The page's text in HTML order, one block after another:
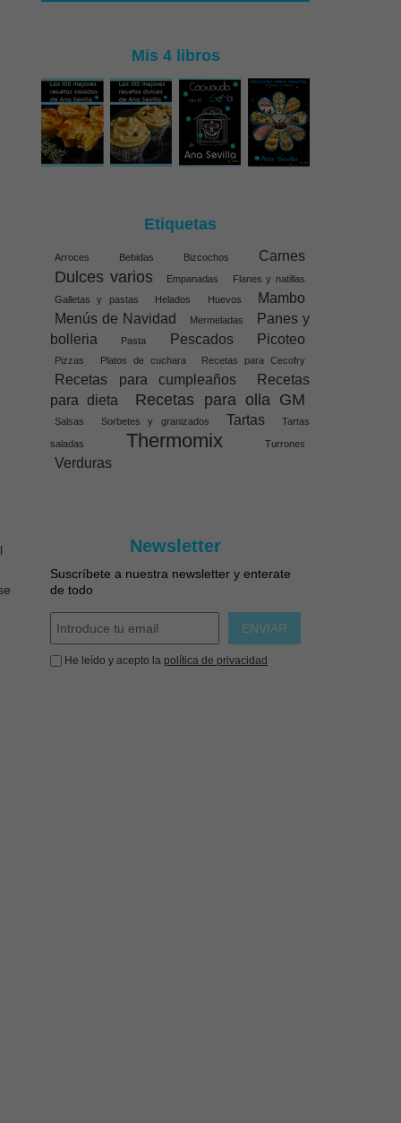
Mis 4 libros
Etiquetas
Arroces Bebidas Bizcochos Carnes
Dulces varios Empanadas
Flanes y natillas
Galletas y pastas
Helados Huevos
Mambo
Menús de Navidad
Mermeladas
Panes y
bolleria
Pasta Pescados Picoteo
Pizzas Platos de cuchara Recetas para Cecofry
Recetas para cumpleaños
Recetas
para dieta
Recetas para olla GM
Salsas Sorbetes y granizados Tartas Tartas
saladas Thermomix Turrones
Verduras
Newsletter
Suscríbete a nuestra newsletter y enterate
de todo
ENVIAR
He leído y acepto la política de privacidad